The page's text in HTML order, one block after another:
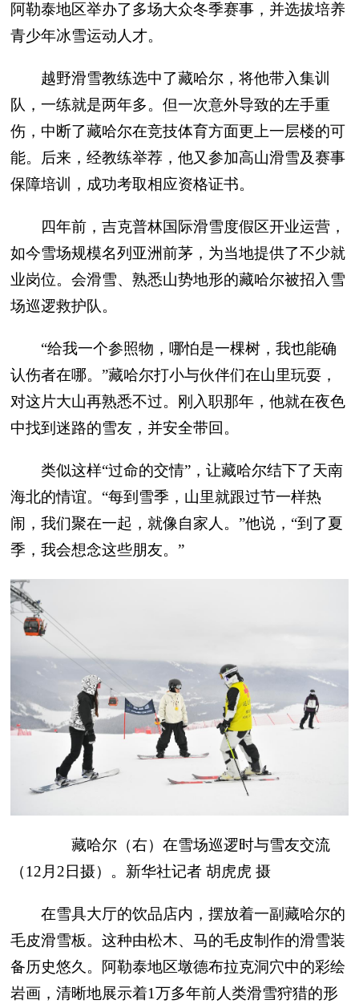
阿勒泰地区举办了多场大众冬季赛事，并选拔培养
青少年冰雪运动人才。
越野滑雪教练选中了藏哈尔，将他带入集训
队，一练就是两年多。但一次意外导致的左手重
伤，中断了藏哈尔在竞技体育方面更上一层楼的可
能。后来，经教练举荐，他又参加高山滑雪及赛事
保障培训，成功考取相应资格证书。
四年前，吉克普林国际滑雪度假区开业运营，
如今雪场规模名列亚洲前茅，为当地提供了不少就
业岗位。会滑雪、熟悉山势地形的藏哈尔被招入雪
场巡逻救护队。
“给我一个参照物，哪怕是一棵树，我也能确
认伤者在哪。”藏哈尔打小与伙伴们在山里玩耍，
对这片大山再熟悉不过。刚入职那年，他就在夜色
中找到迷路的雪友，并安全带回。
类似这样“过命的交情”，让藏哈尔结下了天南
海北的情谊。“每到雪季，山里就跟过节一样热
闹，我们聚在一起，就像自家人。”他说，“到了夏
季，我会想念这些朋友。”
藏哈尔（右）在雪场巡逻时与雪友交流
（12月2日摄）。新华社记者 胡虎虎 摄
在雪具大厅的饮品店内，摆放着一副藏哈尔的
毛皮滑雪板。这种由松木、马的毛皮制作的滑雪装
备历史悠久。阿勒泰地区墩德布拉克洞穴中的彩绘
岩画，清晰地展示着1万多年前人类滑雪狩猎的形